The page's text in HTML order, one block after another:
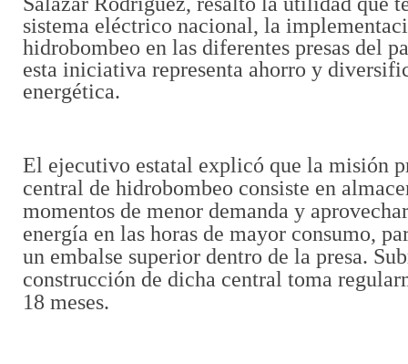
sistema eléctrico nacional, la
hidrobombeo en las diferentes presas del
esta iniciativa representa ahorro y
energética.
El ejecutivo estatal explicó que la misión
central de hidrobombeo consiste en
momentos de menor demanda y
energía en las horas de mayor consumo,
un embalse superior dentro de la presa.
construcción de dicha central toma
18 meses.